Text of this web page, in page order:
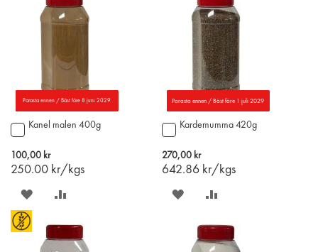
Parasta ennen / Bäst före 8 juni 2029
Kanel malen 400g
100,00 kr
250.00 kr/kgs
Lägg
varukorgen
SPARA
ÖNSKELISTAN
JÄMFÖR
Parasta ennen / Bäst före 1 juli 2029
Kardemumma 420g
270,00 kr
642.86 kr/kgs
Lägg
i
varukorgen
SPARA
ÖNSKELISTAN
JÄMFÖR